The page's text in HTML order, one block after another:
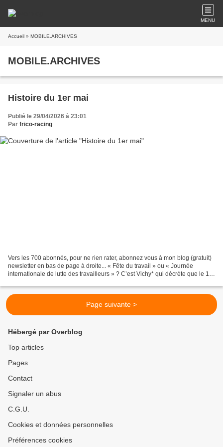
MENU
Accueil » MOBILE.ARCHIVES
MOBILE.ARCHIVES
Histoire du 1er mai
Publié le 29/04/2026 à 23:01
Par frico-racing
Vers les 700 abonnés, pour ne rien rater, abonnez vous à mon blog (gratuit)
newsletter en bas de page à droite... « Fête du travail » ou « Journée
internationale de lutte des travailleurs » ? C’est Vichy* qui décrète que le 1er
Page suivante >
Hébergé par Overblog
Top articles
Pages
Contact
Signaler un abus
C.G.U.
Cookies et données personnelles
Préférences cookies